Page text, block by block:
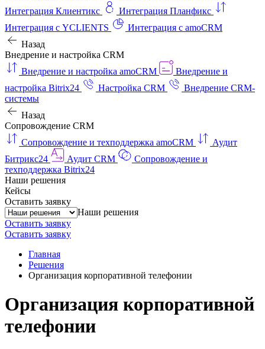
Интеграция Клиентикс
Интеграция Планфикс
Интеграция с YCLIENTS
Интеграция с amoCRM
Назад
Внедрение и настройка CRM
Внедрение и настройка amoCRM
Внедрение и
настройка Bitrix24
Настройка CRM
Внедрение CRM-
системы
Назад
Сопровождение CRM
Сопровождение и техподдержка amoCRM
Аудит
Битрикс24
Аудит CRM
Сопровождение и
техподдержка Bitrix24
Наши решения
Кейсы
Оставить заявку
Наши решения
Оставить заявку
Оставить заявку
Главная
Решения
Организация корпоративной телефонии
Организация корпоративной
телефонии